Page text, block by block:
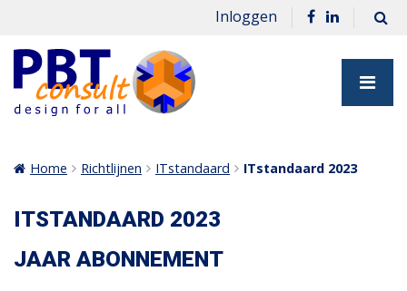
Inloggen
Home Richtlijnen ITstandaard ITstandaard 2023
ITSTANDAARD 2023
JAAR ABONNEMENT